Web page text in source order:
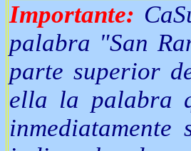
Importante:
palabra "San
parte superior
ella la palabra